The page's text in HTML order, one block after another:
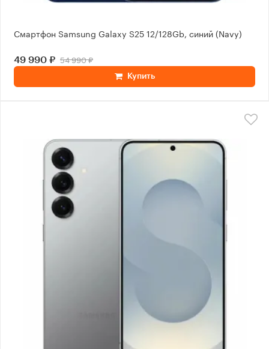
Смартфон Samsung Galaxy S25 12/128Gb, синий (Navy)
49 990 ₽ 54 990 ₽
Купить